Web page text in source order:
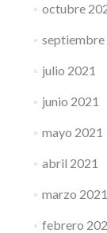
octubre
septiembre
julio 2021
junio 2021
mayo 2021
abril 2021
marzo 2021
febrero